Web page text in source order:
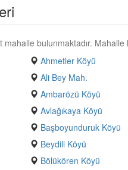
bulunmaktadır.
Ahmetler Köyü
Ali Bey Mah.
Ambarözü Köyü
Avlağıkaya Köyü
Başboyunduruk Köyü
Beydili Köyü
Bölükören Köyü